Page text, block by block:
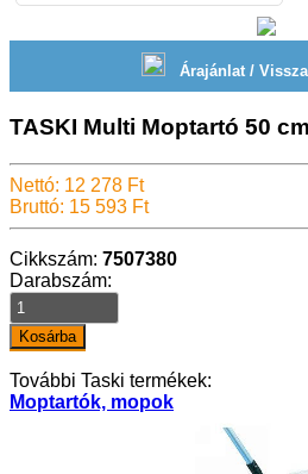
Árajánlat /
TASKI Multi Moptartó 50 cm
Nettó: 12 278 Ft
Bruttó: 15 593 Ft
Cikkszám: 7507380
Darabszám:
További Taski termékek:
Moptartók, mopok